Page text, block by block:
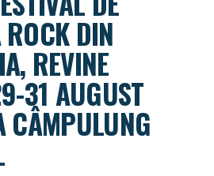
DIN
REVINE
31 AUGUST